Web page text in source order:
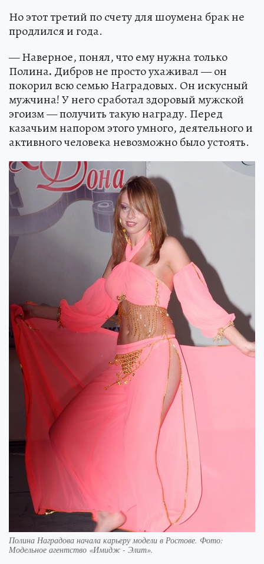
Но этот третий по счету для шоумена брак не
продлился и года.
— Наверное, понял, что ему нужна только
Полина. Дибров не просто ухаживал — он
покорил всю семью Наградовых. Он искусный
мужчина! У него сработал здоровый мужской
эгоизм — получить такую награду. Перед
казачьим напором этого умного, деятельного и
активного человека невозможно было устоять.
Полина Наградова начала карьеру модели в Ростове. Фото:
Модельное агентство «Имидж - Элит».